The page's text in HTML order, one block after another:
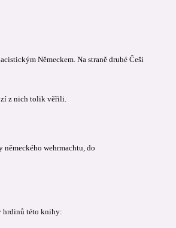
Německem. Na straně druhé Češi
z nich tolik věřili.
wehrmachtu, do
hrdinů této knihy: